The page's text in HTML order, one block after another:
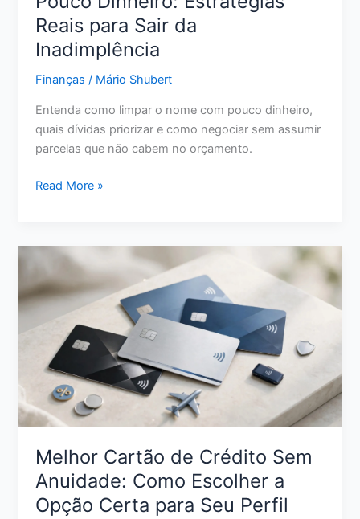
Reais para Sair da
Inadimplência
Finanças / Mário Shubert
Entenda como limpar o nome com pouco dinheiro,
quais dívidas priorizar e como negociar sem assumir
parcelas que não cabem no orçamento.
Como
Nome
Pouco
Dinheiro:
Reais
para
Sair
da
Inadimplência
Read More »
Melhor Cartão de Crédito Sem
Anuidade: Como Escolher a
Opção Certa para Seu Perfil